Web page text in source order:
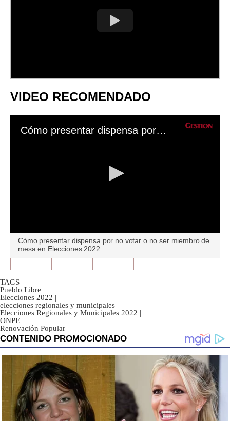
VIDEO RECOMENDADO
Cómo presentar dispensa por no votar o no ser miembro de mesa en Elecciones 2022
seconds
0
seconds
Cómo presentar dispensa por no votar o no ser miembro de
mesa en Elecciones 2022
TAGS
Pueblo Libre |
Elecciones 2022 |
elecciones regionales y municipales |
Elecciones Regionales y Municipales 2022 |
ONPE |
Renovación Popular